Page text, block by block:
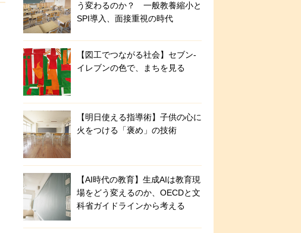
う変わるのか？ 一般教養縮小と
SPI導入、面接重視の時代
【図工でつながる社会】セブン‐
イレブンの色で、まちを見る
【明日使える指導術】子供の心に
火をつける「褒め」の技術
【AI時代の教育】生成AIは教育現
場をどう変えるのか、OECDと文
科省ガイドラインから考える